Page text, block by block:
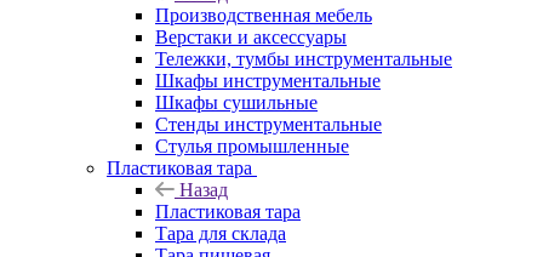
Производственная мебель
Верстаки и аксессуары
Тележки, тумбы инструментальные
Шкафы инструментальные
Шкафы сушильные
Стенды инструментальные
Cтулья промышленные
Пластиковая тара
Назад
Пластиковая тара
Тара для склада